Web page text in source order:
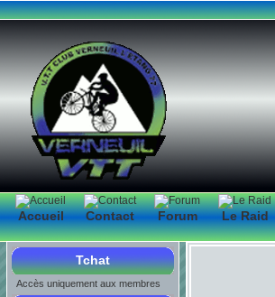
Accueil Contact Forum Le Raid
Tchat
Accès uniquement aux membres